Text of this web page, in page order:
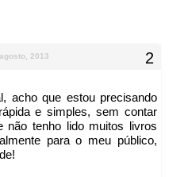
2013
acho que estou precisando
e simples, sem contar
não tenho lido muitos livros
para o meu público,